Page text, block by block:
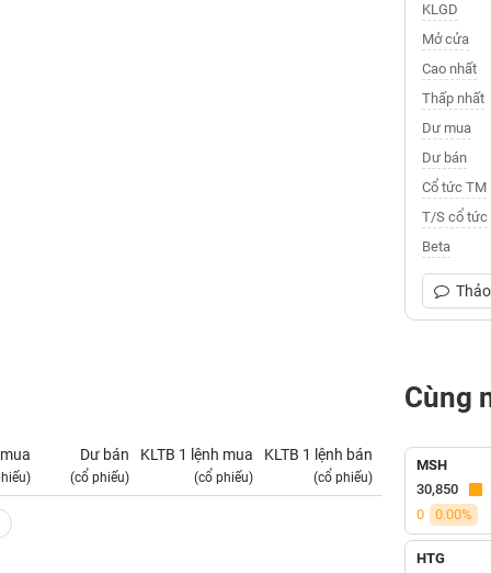
KLGD
Mở cửa
Cao nhất
Thấp nhất
Dư mua
Dư bán
Cổ tức TM
T/S cổ tức
Beta
Dư bán
(cổ phiếu)
KLTB 1 lệnh mua
(cổ phiếu)
KLTB 1 lệnh bán
(cổ phiếu)
Cùng
MSH
30,850
0
0.00%
HTG